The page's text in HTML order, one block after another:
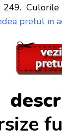
249.
pretul in